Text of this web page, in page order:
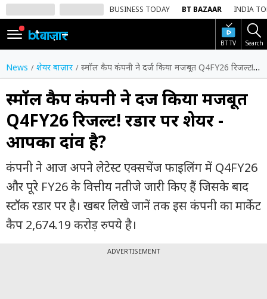
BUSINESS TODAY BT BAZAAR INDIA
BT TV Search
SIGN
IN
Dark
Mode
होम
शेयर
बाज़ार
वीडियो
ट्रेंडिंग
News शेयर बाज़ार स्मॉल कैप कंपनी ने दर्ज किया मजबूत Q4FY26 रिजल्ट! रडार पर शेयर - आपका दांव है?
स्मॉल कैप कंपनी ने दर्ज किया मजबूत
Q4FY26 रिजल्ट! रडार पर शेयर -
आपका दांव है?
कंपनी ने आज अपने लेटेस्ट एक्सचेंज फाइलिंग में Q4FY26
और पूरे FY26 के वित्तीय नतीजे जारी किए हैं जिसके बाद
स्टॉक रडार पर है। खबर लिखे जानें तक इस कंपनी का मार्केट
कैप 2,674.19 करोड़ रुपये है।
ADVERTISEMENT